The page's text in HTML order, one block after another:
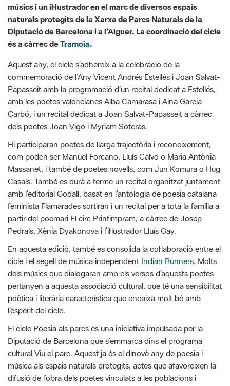
és a càrrec deTramoia.
Aquest any, el cicle s’adhereix a la celebració de la
commemoració de l’Any Vicent Andrés Estellés i Joan Salvat-
amb les poetes valencianes Alba Camarasa i Aina Garcia
Carbó, i un recital dedicat a Joan Salvat-Papasseit a càrrec
dels poetes Joan Vigó i Myriam Soteras.
Hi participaran poetes de llarga trajectòria i reconeixement,
com poden ser Manuel Forcano, Lluís Calvo o Maria Antònia
Massanet, i també de poetes novells, com Jun Komura o Hug
Casals. També es durà a terme un recital organitzat juntament
amb l’editorial Godall, basat en l’antologia de poesia catalana
feminista Flamarades sortiran i un recital per a tota la família a
partir del poemari El circ Printimpram, a càrrec de Josep
Pedrals, Xènia Dyakonova i l’il·lustrador Lluís Gay.
En aquesta edició, també es consolida la col·laboració entre el
cicle i el segell de música independentIndian Runners. Molts
dels músics que dialogaran amb els versos d’aquests poetes
pertanyen a aquesta associació cultural, que té una sensibilitat
poètica i literària característica que encaixa molt bé amb
l’esperit del cicle.
El cicle Poesia als parcs és una iniciativa impulsada per la
Diputació de Barcelona que s’emmarca dins el programa
cultural Viu el parc. Aquest ja és el dinovè any de poesia i
música als espais naturals protegits, actes que afavoreixen la
difusió de l’obra dels poetes vinculats a les poblacions i
paisatges d’aquests entorns, així com la descoberta de noves
veus. L’assistència a tots els actes és oberta i gratuïta.
El programa Poesia als parcs ofereix unservei d’interpretació